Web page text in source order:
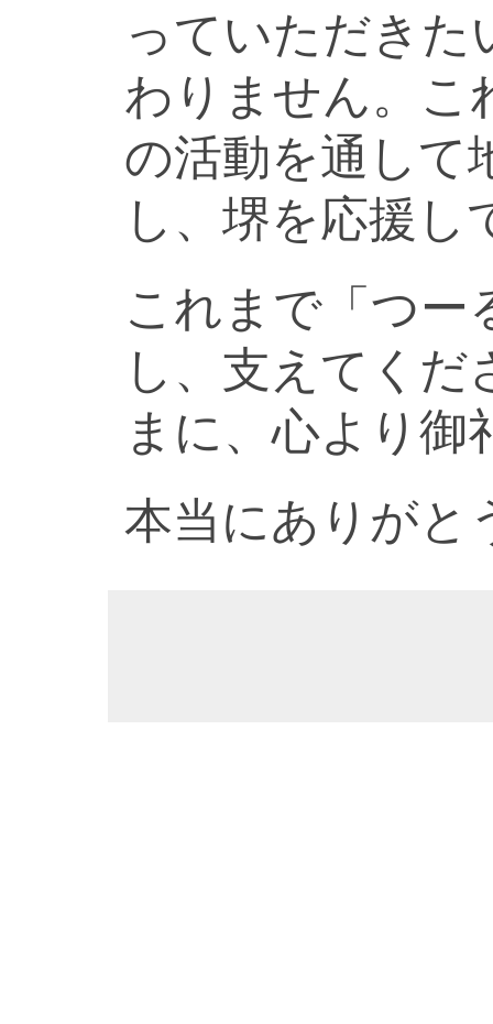
っていただきた
わりません。こ
の活動を通して
し、堺を応援し
これまで「つー
し、支えてく
まに、心より御
本当にありがと